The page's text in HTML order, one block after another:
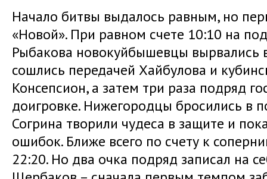
Начало битвы выдалось равным, но
«Новой». При равном счете 10:10 на
Рыбакова новокуйбышевцы вырвались
сошлись передачей Хайбулова и
Консепсион, а затем три раза подряд
доигровке. Нижегородцы бросились в
Согрина творили чудеса в защите и
ошибок. Ближе всего по счету к
22:20. Но два очка подряд записал на